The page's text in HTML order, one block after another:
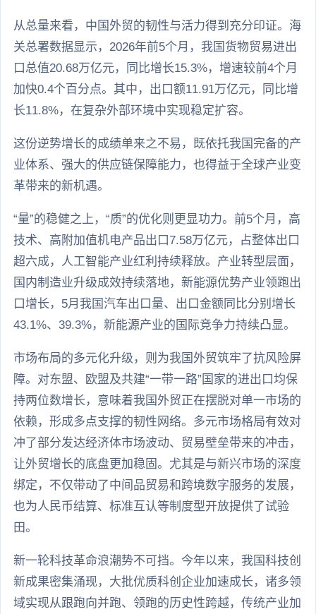
从总量来看，中国外贸的韧性与活力得到充分印证。海
关总署数据显示，2026年前5个月，我国货物贸易进出
口总值20.68万亿元，同比增长15.3%，增速较前4个月
加快0.4个百分点。其中，出口额11.91万亿元，同比增
长11.8%，在复杂外部环境中实现稳定扩容。
这份逆势增长的成绩单来之不易，既依托我国完备的产
业体系、强大的供应链保障能力，也得益于全球产业变
革带来的新机遇。
“量”的稳健之上，“质”的优化则更显功力。前5个月，高
技术、高附加值机电产品出口7.58万亿元，占整体出口
超六成，人工智能产业红利持续释放。产业转型层面，
国内制造业升级成效持续落地，新能源优势产业领跑出
口增长，5月我国汽车出口量、出口金额同比分别增长
43.1%、39.3%，新能源产业的国际竞争力持续凸显。
市场布局的多元化升级，则为我国外贸筑牢了抗风险屏
障。对东盟、欧盟及共建“一带一路”国家的进出口均保
持两位数增长，意味着我国外贸正在摆脱对单一市场的
依赖，形成多点支撑的韧性网络。多元市场格局有效对
冲了部分发达经济体市场波动、贸易壁垒带来的冲击，
让外贸增长的底盘更加稳固。尤其是与新兴市场的深度
绑定，不仅带动了中间品贸易和跨境数字服务的发展，
也为人民币结算、标准互认等制度型开放提供了试验
田。
新一轮科技革命浪潮势不可挡。今年以来，我国科技创
新成果密集涌现，大批优质科创企业加速成长，诸多领
域实现从跟跑向并跑、领跑的历史性跨越，传统产业加